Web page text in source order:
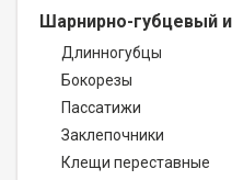
Шарнирно-губцевый
Длинногубцы
Бокорезы
Пассатижи
Заклепочники
Клещи переставные